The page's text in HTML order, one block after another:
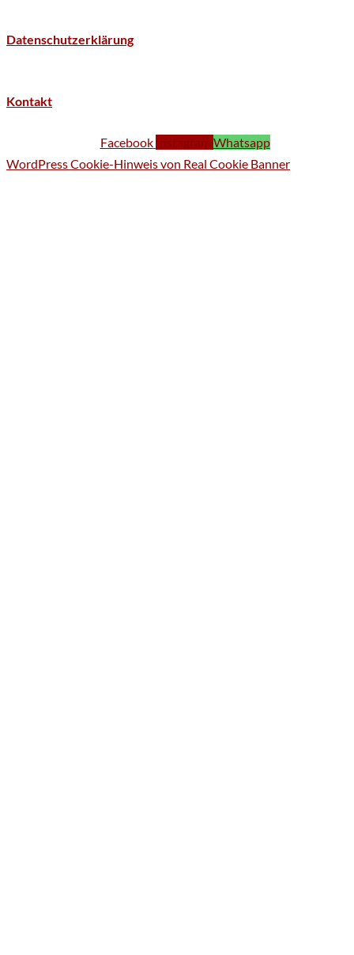
Datenschutzerklärung
Kontakt
Facebook
Whatsapp
WordPress Cookie-Hinweis von Real Cookie Banner